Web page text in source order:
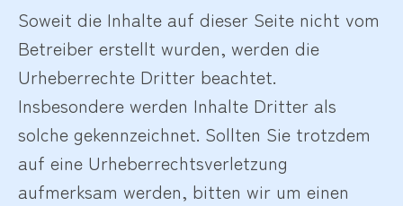
Soweit die Inhalte auf dieser Seite nicht vom
Betreiber erstellt wurden, werden die
Urheberrechte Dritter beachtet.
Insbesondere werden Inhalte Dritter als
solche gekennzeichnet. Sollten Sie trotzdem
auf eine Urheberrechtsverletzung
aufmerksam werden, bitten wir um einen